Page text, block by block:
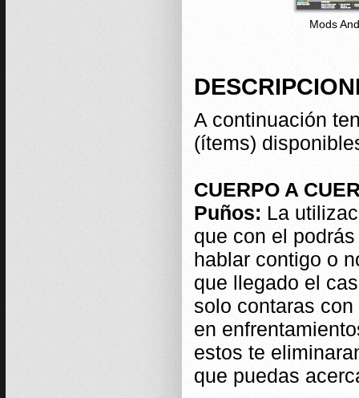
Mods
A continuación
(ítems)
CUERPO A
Puños: La
que con el
hablar contigo o
que llegado el
solo contaras
en
estos te
que puedas